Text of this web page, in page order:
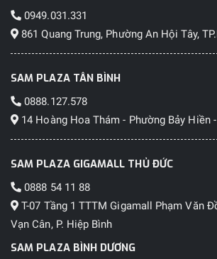
0949.031.331
861 Quang Trung, Phường An Hội Tây,
SAM PLAZA TÂN BÌNH
0888.127.578
14 Hoàng Hoa Thám - Phường Bảy Hiền
SAM PLAZA GIGAMALL THỦ ĐỨC
0888 54 11 88
T-07 Tầng 1 TTTM Gigamall Phạm Văn
Vạn Cân, P. Hiệp Bình
SAM PLAZA BÌNH DƯƠNG